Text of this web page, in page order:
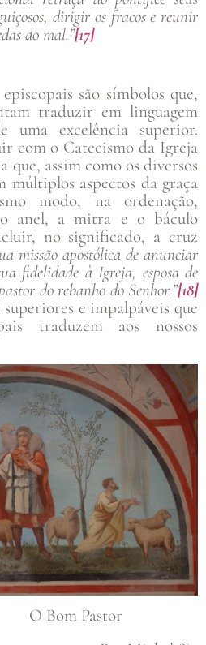
dirigir os fracos e reunir
do mal.”[17]
são símbolos que,
traduzir em linguagem
excelência superior.
com o Catecismo da Igreja
que, assim como os diversos
múltiplos aspectos da graça
modo, na ordenação,
o anel, a mitra e o báculo
no significado, a cruz
missão apostólica de anunciar
fidelidade à Igreja, esposa de
do rebanho do Senhor.”[18]
superiores e impalpáveis que
traduzem aos nossos